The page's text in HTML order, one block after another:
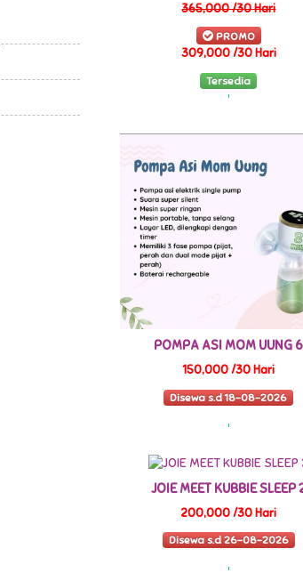
365,000 /30 Hari
PROMO
309,000 /30 Hari
Tersedia
POMPA ASI MOM UUNG 6
150,000 /30 Hari
Disewa s.d 18-08-2026
JOIE MEET KUBBIE SLEEP
200,000 /30 Hari
Disewa s.d 26-08-2026